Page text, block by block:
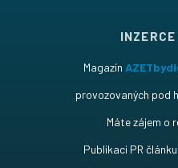
Magazín
provozovaných pod
Máte zájem o
Publikaci PR